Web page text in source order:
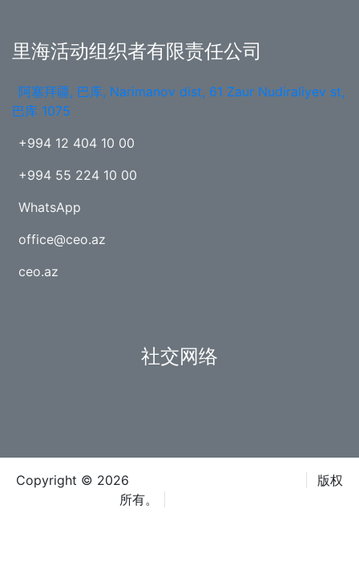
里海活动组织者有限责任公司
阿塞拜疆, 巴库, Narimanov dist, 61 Zaur Nudiraliyev st,
巴库 1075
+994 12 404 10 00
+994 55 224 10 00
WhatsApp
office@ceo.az
ceo.az
社交网络
Copyright © 2026
版权
所有。